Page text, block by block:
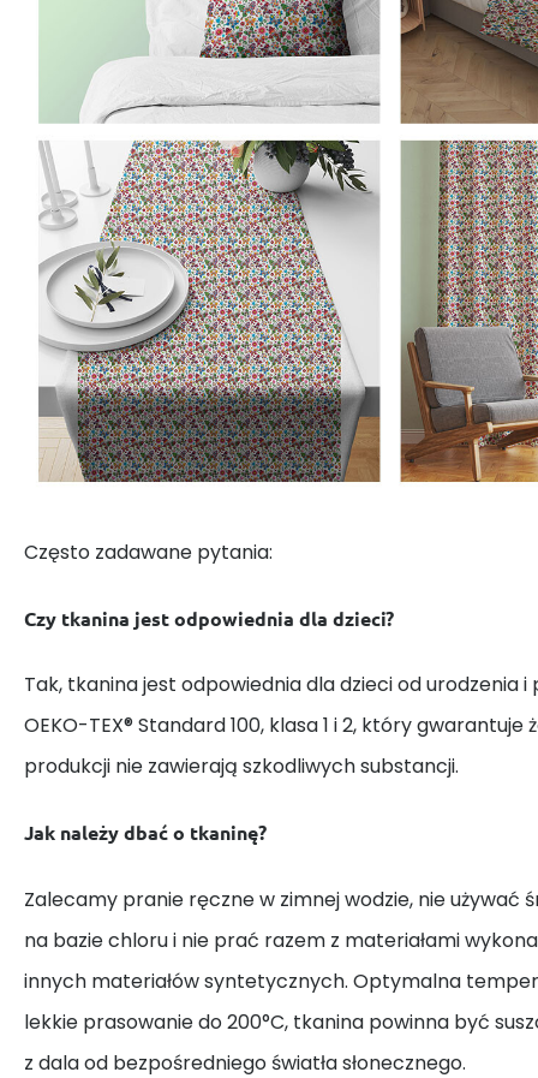
Często zadawane pytania:
Czy tkanina jest odpowiednia dla dzieci?
Tak, tkanina jest odpowiednia dla dzieci od urodzenia
OEKO-TEX® Standard 100, klasa 1 i 2, który gwarantuje
produkcji nie zawierają szkodliwych substancji.
Jak należy dbać o tkaninę?
Zalecamy pranie ręczne w zimnej wodzie, nie używać
na bazie chloru i nie prać razem z materiałami
innych materiałów syntetycznych. Optymalna
lekkie prasowanie do 200°C, tkanina powinna być
z dala od bezpośredniego światła słonecznego.